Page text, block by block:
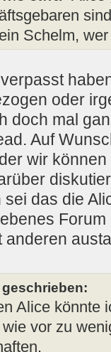
Schelm,
oder
doch mal
Auf
wir
das die
anderen
Alice könnte
vor zu